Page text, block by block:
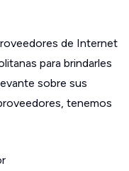
de Internet
para brindarles
sobre sus
tenemos